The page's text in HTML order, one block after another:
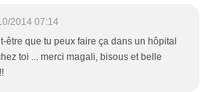
2014 07:14
être que tu peux faire ça dans un hôpital
toi ... merci magali, bisous et belle